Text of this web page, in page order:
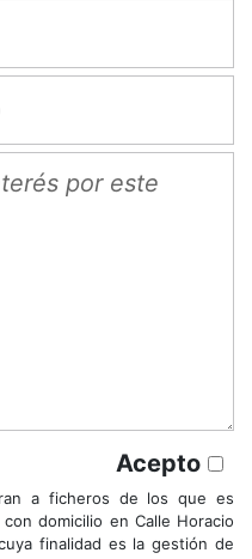
Acepto
a ficheros de los que es
domicilio en Calle Horacio
finalidad es la gestión de